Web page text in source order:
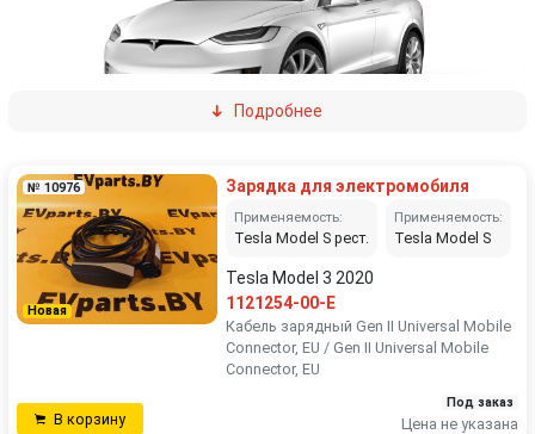
Подробнее
Новая
№ 10976 Зарядка для электромобиля
Применяемость:
Tesla Model S рест.
Применяемость:
Tesla Model S
Tesla Model 3 2020
1121254-00-E
Кабель зарядный Gen II Universal Mobile
Connector, EU / Gen II Universal Mobile
Connector, EU
В корзину
Под заказ
Цена не указана